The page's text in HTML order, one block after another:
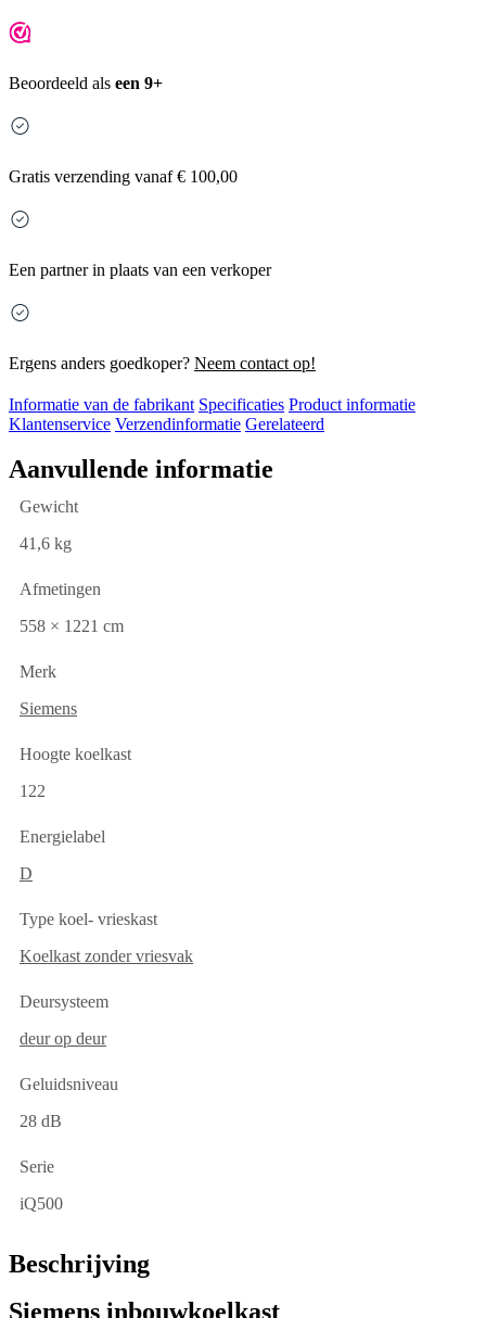
Beoordeeld als een 9+
Gratis verzending vanaf € 100,00
Een partner in plaats van een verkoper
Ergens anders goedkoper? Neem contact op!
Informatie van de fabrikant Specificaties Product informatie
Klantenservice Verzendinformatie Gerelateerd
Aanvullende informatie
Gewicht
41,6 kg
Afmetingen
558 × 1221 cm
Merk
Siemens
Hoogte koelkast
122
Energielabel
D
Type koel- vrieskast
Koelkast zonder vriesvak
Deursysteem
deur op deur
Geluidsniveau
28 dB
Serie
iQ500
Beschrijving
Siemens inbouwkoelkast